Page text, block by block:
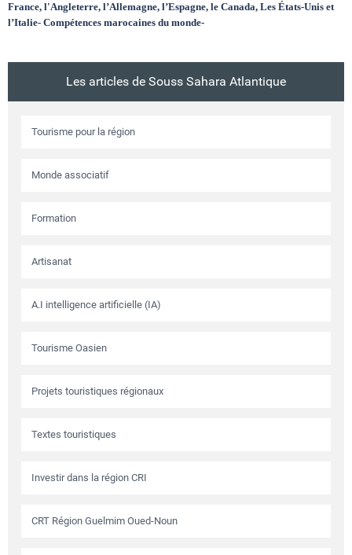
France, l'Angleterre, l’Allemagne, l’Espagne, le Canada, Les États-Unis et
l’Italie- Compétences marocaines du monde-
Les articles de Souss Sahara Atlantique
Tourisme pour la région
Monde associatif
Formation
Artisanat
A.I intelligence artificielle (IA)
Tourisme Oasien
Projets touristiques régionaux
Textes touristiques
Investir dans la région CRI
CRT Région Guelmim Oued-Noun